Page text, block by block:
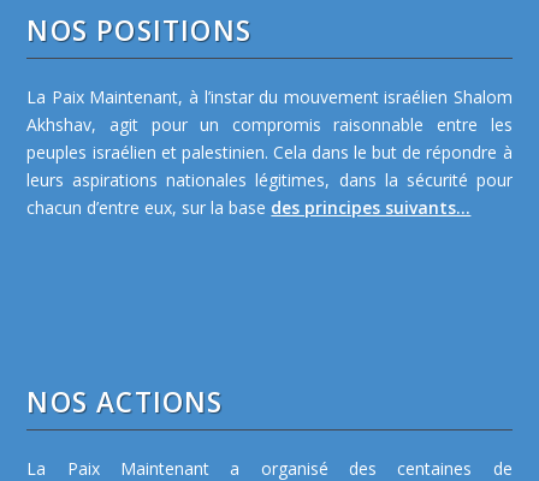
NOS POSITIONS
La Paix Maintenant, à l’instar du mouvement israélien Shalom
Akhshav, agit pour un compromis raisonnable entre les
peuples israélien et palestinien. Cela dans le but de répondre à
leurs aspirations nationales légitimes, dans la sécurité pour
chacun d’entre eux, sur la base des principes suivants...
NOS ACTIONS
La Paix Maintenant a organisé des centaines de